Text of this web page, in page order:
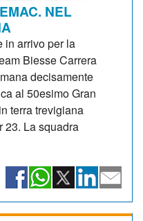
NEL
in arrivo per la
Biesse Carrera
decisamente
al 50esimo Gran
terra trevigiana
23. La squadra